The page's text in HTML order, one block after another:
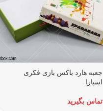
جعبه هارد باکس بازی فکری
اسپارا
تماس بگیرید